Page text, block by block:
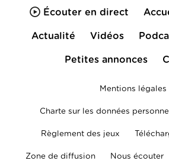
Écouter en direct
Actualité Vidéos
Petites annonces
Mentions légales
Charte sur les données
Règlement des jeux
Zone de diffusion Nous écouter